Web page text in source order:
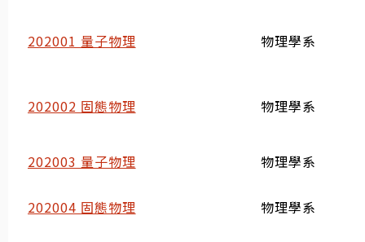
202001 量子物理 物理學系
202002 固態物理 物理學系
202003 量子物理 物理學系
202004 固態物理 物理學系